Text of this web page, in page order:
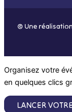
© Une réalisation
Organisez votre
en quelques clics
LANCER